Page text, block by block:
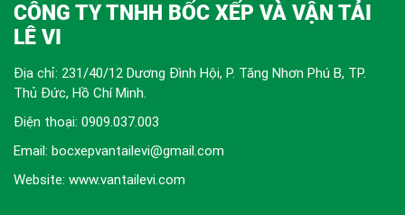
CÔNG TY TNHH BỐC XẾP VÀ VẬN TẢI
LÊ VI
Địa chỉ: 231/40/12 Dương Đình Hội, P. Tăng Nhơn Phú B, TP.
Thủ Đức, Hồ Chí Minh.
Điện thoại: 0909.037.003
Email: bocxepvantailevi@gmail.com
Website: www.vantailevi.com